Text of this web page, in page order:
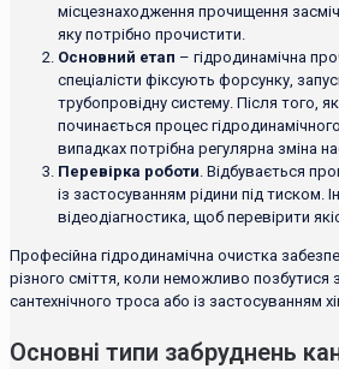
місцезнаходження прочищення
яку потрібно прочистити.
Основний етап – гідродинамічна
спеціалісти фіксують форсунку,
трубопровідну систему. Після того,
починається процес
випадках потрібна регулярна зміна
Перевірка роботи. Відбувається
із застосуванням рідини під тиском.
відеодіагностика, щоб перевірити
Професійна гідродинамічна очистка
різного сміття, коли неможливо позбутися
сантехнічного троса або із застосуванням
Основні типи забруднень